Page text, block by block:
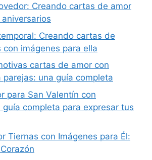
Creando cartas de amor
Creando cartas de
imágenes para ella
cartas de amor con
parejas: una guía completa
para San Valentín con
guía completa para expresar tus
Tiernas con Imágenes para Él: